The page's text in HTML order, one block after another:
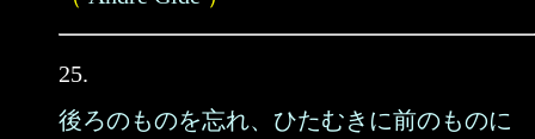
25.
後ろのものを忘れ、ひたむきに前のものに